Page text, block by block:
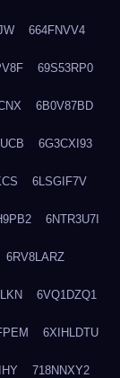
664FNVV4
69S53RP0
6B0V87BD
6G3CXI93
6LSGIF7V
6NTR3U7I
6RV8LARZ
6VQ1DZQ1
6XIHLDTU
718NNXY2